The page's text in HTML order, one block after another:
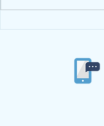
Spectacle de musique +